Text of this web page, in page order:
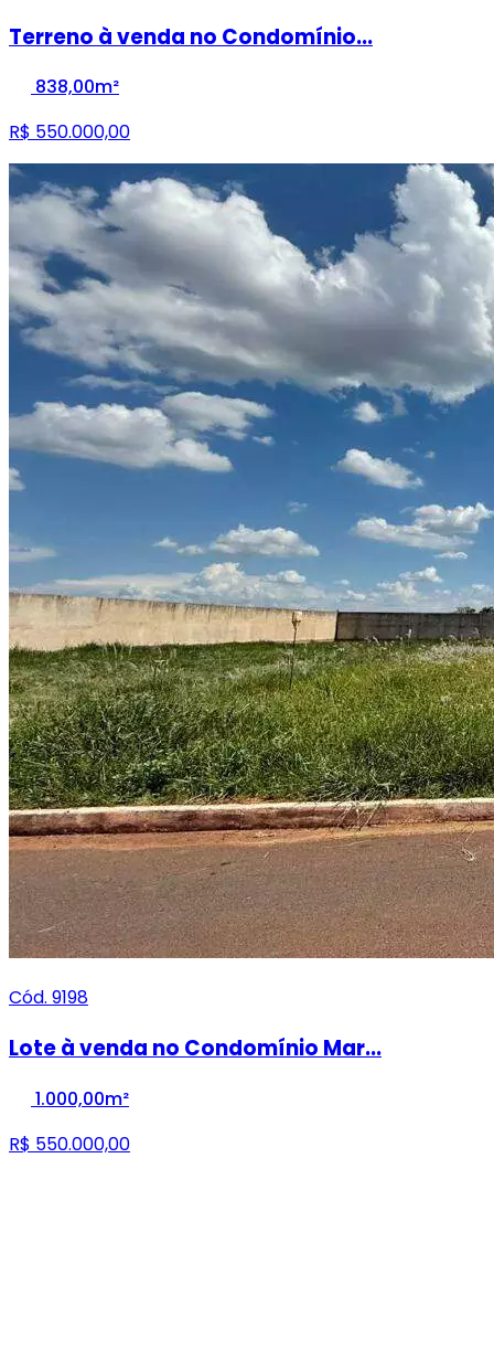
Terreno à venda no Condomínio...
838,00m²
R$ 550.000,00
Cód. 9198
Lote à venda no Condomínio Mar...
1.000,00m²
R$ 550.000,00